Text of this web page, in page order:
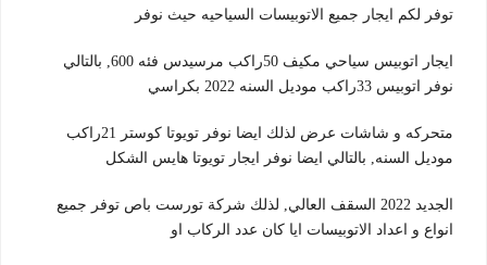
توفر لكم ايجار جميع الاتوبيسات السياحيه حيث نوفر
ايجار اتوبيس سياحي مكيف 50راكب مرسيدس فئه 600, بالتالي
نوفر اتوبيس 33راكب موديل السنه 2022 بكراسي
متحركه و شاشات عرض لذلك ايضا نوفر تويوتا كوستر 21راكب
موديل السنه, بالتالي ايضا نوفر ايجار تويوتا هايس الشكل
الجديد 2022 السقف العالي, لذلك شركة تورست باص توفر جميع
انواع و اعداد الاتوبيسات ايا كان عدد الركاب او